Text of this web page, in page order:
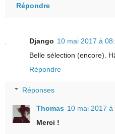
Répondre
Django 10 mai 2017 à
Belle sélection (encore).
Répondre
Réponses
Thomas 10 mai 2017 à
Merci !